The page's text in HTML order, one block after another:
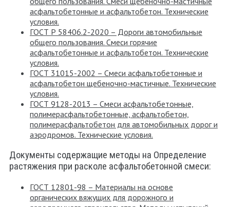
асфальтобетонные и асфальтобетон. Технические
условия.
ГОСТ Р 58406.2-2020 – Дороги автомобильные
общего пользования. Смеси горячие
асфальтобетонные и асфальтобетон. Технические
условия.
ГОСТ 31015-2002 – Смеси асфальтобетонные и
асфальтобетон щебеночно-мастичные. Технические
условия.
ГОСТ 9128-2013 – Смеси асфальтобетонные,
полимерасфальтобетонные, асфальтобетон,
полимерасфальтобетон для автомобильных дорог и
аэродромов. Технические условия.
Документы содержащие методы на Определение
растяжения при расколе асфальтобетонной смеси:
ГОСТ 12801-98 – Материалы на основе
органических вяжущих для дорожного и